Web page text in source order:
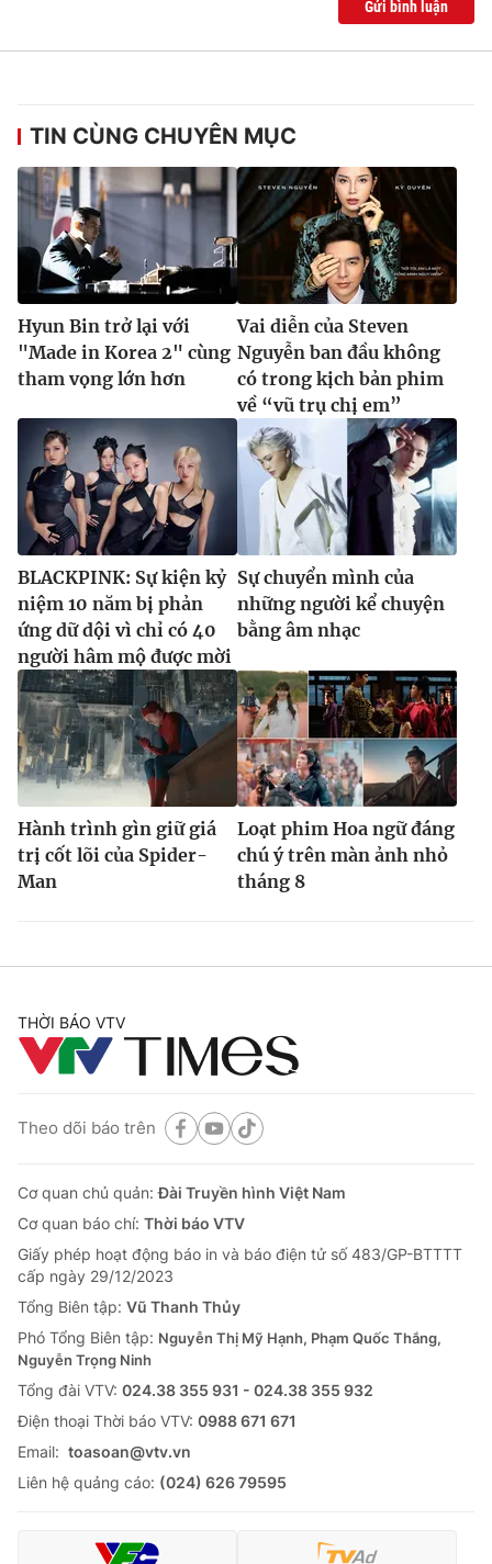
Gửi bình luận
TIN CÙNG CHUYÊN MỤC
Hyun Bin trở lại với
"Made in Korea 2" cùng
tham vọng lớn hơn
Vai diễn của Steven
Nguyễn ban đầu không
có trong kịch bản phim
về “vũ trụ chị em”
BLACKPINK: Sự kiện kỷ
niệm 10 năm bị phản
ứng dữ dội vì chỉ có 40
người hâm mộ được mời
Sự chuyển mình của
những người kể chuyện
bằng âm nhạc
Hành trình gìn giữ giá
trị cốt lõi của Spider-
Man
Loạt phim Hoa ngữ đáng
chú ý trên màn ảnh nhỏ
tháng 8
THỜI BÁO VTV
Theo dõi báo trên
Cơ quan chủ quản:Đài Truyền hình Việt Nam
Cơ quan báo chí: Thời báo VTV
Giấy phép hoạt động báo in và báo điện tử số 483/GP-BTTTT
cấp ngày 29/12/2023
Tổng Biên tập: Vũ Thanh Thủy
Phó Tổng Biên tập: Nguyễn Thị Mỹ Hạnh, Phạm Quốc Thắng,
Nguyễn Trọng Ninh
Tổng đài VTV: 024.38 355 931 - 024.38 355 932
Ðiện thoại Thời báo VTV: 0988 671 671
Email: toasoan@vtv.vn
Liên hệ quảng cáo: (024) 626 79595